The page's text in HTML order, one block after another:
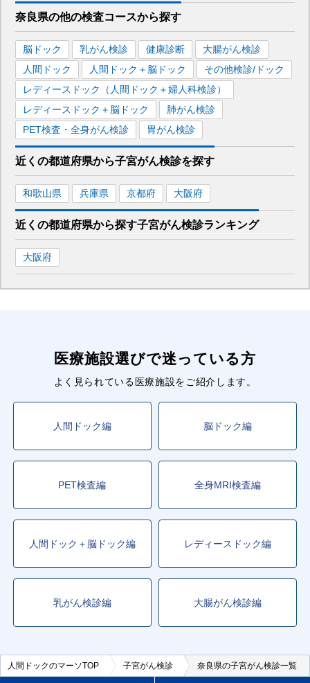
■近鉄田原本線
箸尾駅
奈良県の他の検査コースから探す
脳ドック 乳がん検診 健康診断
大腸がん検診
人間ドック
人間ドック＋脳ドック
その他検診/ドック
レディースドック（人間ドック＋婦人科検診）
レディースドック＋脳ドック
肺がん検診
PET検査・全身がん検診
胃がん検診
近くの都道府県から子宮がん検診を探す
和歌山県 兵庫県 京都府 大阪府
近くの都道府県から探す子宮がん検診ランキング
大阪府
医療施設選びで迷っている方
よく見られている医療施設をご紹介します。
人間ドック編 脳ドック編
PET検査編 全身MRI検査編
人間ドック＋脳ドック編 レディースドック編
乳がん検診編 大腸がん検診編
人間ドックのマーソTOP 子宮がん検診 奈良県の子宮がん検診一覧